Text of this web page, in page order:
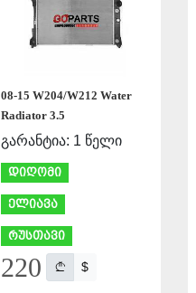
08-15 W204/W212 Water
Radiator 3.5
გარანტია: 1 წელი
დიღომი
ელიავა
რუსთავი
220 $